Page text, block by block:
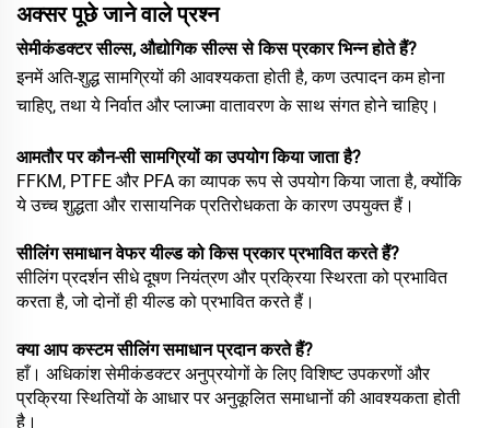
अक्सर पूछे जाने वाले प्रश्न
सेमीकंडक्टर सील्स, औद्योगिक सील्स से किस प्रकार भिन्न होते हैं?
इनमें अति-शुद्ध सामग्रियों की आवश्यकता होती है, कण उत्पादन कम होना
चाहिए, तथा ये निर्वात और प्लाज्मा वातावरण के साथ संगत होने चाहिए।
आमतौर पर कौन-सी सामग्रियों का उपयोग किया जाता है?
FFKM, PTFE और PFA का व्यापक रूप से उपयोग किया जाता है, क्योंकि
ये उच्च शुद्धता और रासायनिक प्रतिरोधकता के कारण उपयुक्त हैं।
सीलिंग समाधान वेफर यील्ड को किस प्रकार प्रभावित करते हैं?
सीलिंग प्रदर्शन सीधे दूषण नियंत्रण और प्रक्रिया स्थिरता को प्रभावित
करता है, जो दोनों ही यील्ड को प्रभावित करते हैं।
क्या आप कस्टम सीलिंग समाधान प्रदान करते हैं?
हाँ। अधिकांश सेमीकंडक्टर अनुप्रयोगों के लिए विशिष्ट उपकरणों और
प्रक्रिया स्थितियों के आधार पर अनुकूलित समाधानों की आवश्यकता होती
है।